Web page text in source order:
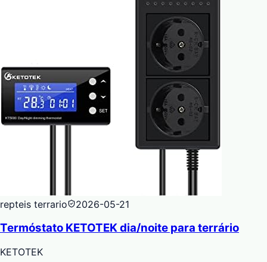
repteis terrario 2026-05-21
Termóstato KETOTEK dia/noite para terrário
KETOTEK